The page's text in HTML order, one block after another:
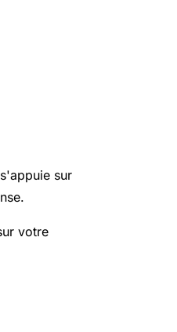
sur
votre